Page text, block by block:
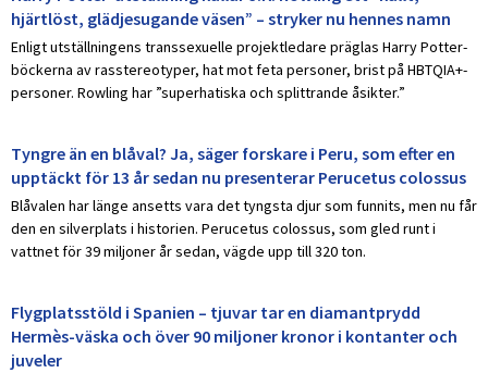
hjärtlöst, glädjesugande väsen” – stryker nu hennes namn
Enligt utställningens transsexuelle projektledare präglas Harry Potter-
böckerna av rasstereotyper, hat mot feta personer, brist på HBTQIA+-
personer. Rowling har ”superhatiska och splittrande åsikter.”
Tyngre än en blåval? Ja, säger forskare i Peru, som efter en
upptäckt för 13 år sedan nu presenterar Perucetus colossus
Blåvalen har länge ansetts vara det tyngsta djur som funnits, men nu får
den en silverplats i historien. Perucetus colossus, som gled runt i
vattnet för 39 miljoner år sedan, vägde upp till 320 ton.
Flygplatsstöld i Spanien – tjuvar tar en diamantprydd
Hermès-väska och över 90 miljoner kronor i kontanter och
juveler